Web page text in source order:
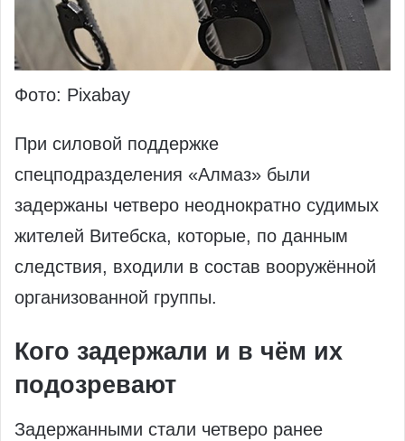
Фото: Pixabay
При силовой поддержке
спецподразделения «Алмаз» были
задержаны четверо неоднократно судимых
жителей Витебска, которые, по данным
следствия, входили в состав вооружённой
организованной группы.
Кого задержали и в чём их
подозревают
Задержанными стали четверо ранее